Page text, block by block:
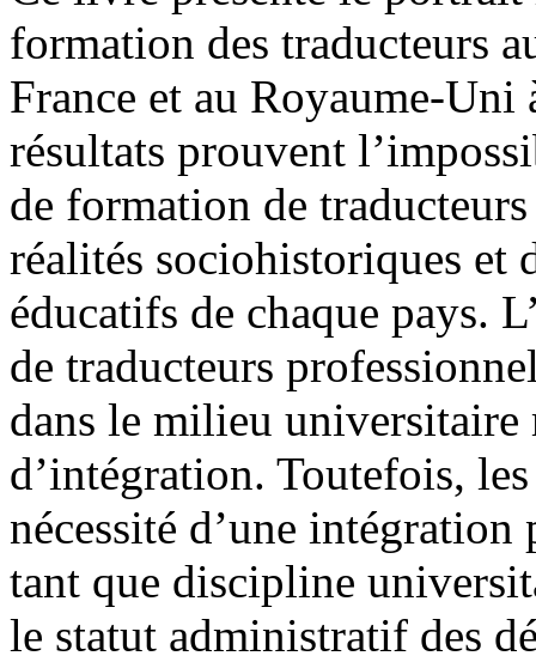
formation des traducteurs
France et au Royaume-Uni
résultats prouvent
de formation de
réalités sociohistoriques et
éducatifs de chaque pays.
de traducteurs
dans le milieu
d’intégration. Toutefois,
nécessité d’une
tant que discipline
le statut administratif des